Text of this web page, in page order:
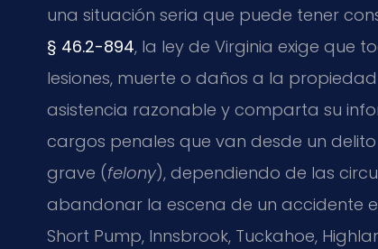
una situación seria que puede tener
§ 46.2-894, la ley de Virginia exige que
lesiones, muerte o daños a la
asistencia razonable y comparta su
cargos penales que van desde un
grave (felony), dependiendo de las
abandonar la escena de un accidente
Short Pump, Innsbrook, Tuckahoe,